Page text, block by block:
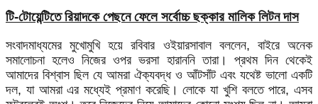
টি-টোয়েন্টিতে রিয়াদকে পেছনে ফেলে সর্বোচ্চ ছক্কার মালিক লিটন দাস
সংবাদমাধ্যমের মুখোমুখি হয়ে রবিবার ওইয়ারসাবাল বললেন, বাইরে অনেক
সমালোচনা হলেও নিজের ওপর ভরসা হারাননি তারা। প্রথম দিন থেকেই
আমাদের বিশ্বাস ছিল যে আমরা ঐক্যবদ্ধ ও আঁটসাঁট এবং যথেষ্ট ভালো একটি
দল, যা আমরা এর মধ্যেই প্রমাণ করেছি। লোকে যা খুশি বলতে পারে, এসব